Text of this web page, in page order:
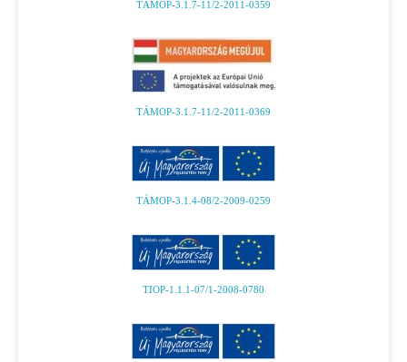
TÁMOP-3.1.7-11/2-2011-0359
TÁMOP-3.1.7-11/2-2011-0369
TÁMOP-3.1.4-08/2-2009-0259
TIOP-1.1.1-07/1-2008-0780